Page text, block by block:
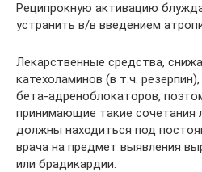
Реципрокную активацию
устранить в/в введением
Лекарственные средства,
катехоламинов (в т.ч.
бета-адреноблокаторов,
принимающие такие сочетания
должны находиться под
врача на предмет выявления
или брадикардии.